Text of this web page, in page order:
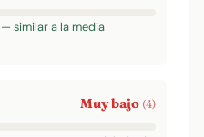
similar a la media
Muy bajo (4)